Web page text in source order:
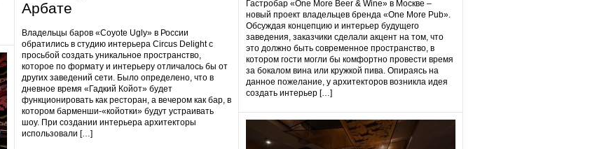
Арбате
Владельцы баров «Coyote Ugly» в России
обратились в студию интерьера Circus Delight с
просьбой создать уникальное пространство,
которое по формату и интерьеру отличалось бы от
других заведений сети. Было определено, что в
дневное время «Гадкий Койот» будет
функционировать как ресторан, а вечером как бар, в
котором барменши-«койотки» будут устраивать
шоу. При создании интерьера архитекторы
использовали […]
Гастробap «One More Beer & Wine» в Москве –
новый проект владельцев бренда «One More Pub».
Обсуждая концепцию и интерьер будущего
заведения, заказчики сделали акцент на том, что
это должно быть современное пространство, в
котором гости могли бы комфортно провести время
за бокалом вина или кружкой пива. Опираясь на
данное пожелание, у архитекторов возникла идея
создать интерьер […]